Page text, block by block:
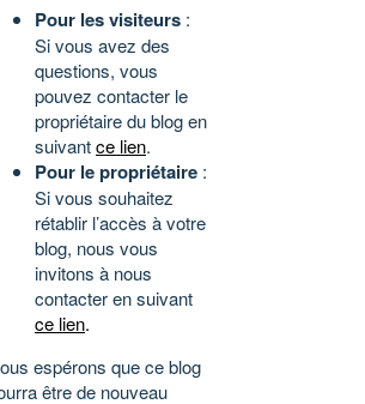
Pour les visiteurs :
Si vous avez des
questions, vous
pouvez contacter le
propriétaire du blog en
suivantce lien.
Pour le propriétaire :
Si vous souhaitez
rétablir l’accès à votre
blog, nous vous
invitons à nous
contacter en suivant
ce lien.
espérons que ce blog
être de nouveau